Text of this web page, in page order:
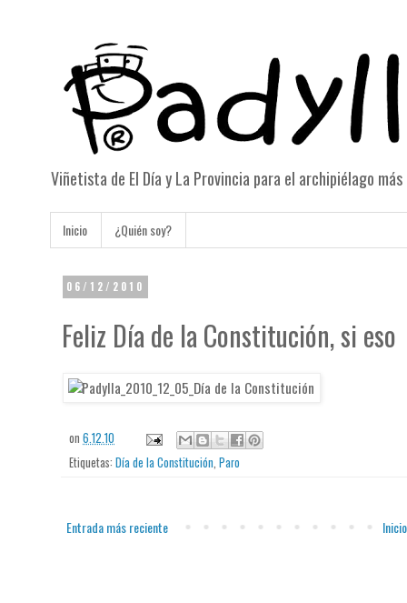
Viñetista de El Día y La Provincia para el archipiélago
Inicio ¿Quién soy?
06/12/2010
Feliz Día de la Constitución, si eso
on6.12.10
Etiquetas:Día de la Constitución,Paro
Entrada más reciente Inicio